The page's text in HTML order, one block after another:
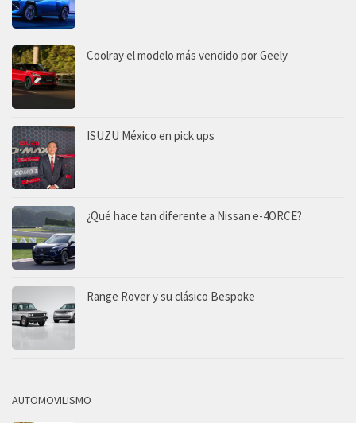
Coolray el modelo más vendido por Geely
ISUZU México en pick ups
¿Qué hace tan diferente a Nissan e-4ORCE?
Range Rover y su clásico Bespoke
AUTOMOVILISMO